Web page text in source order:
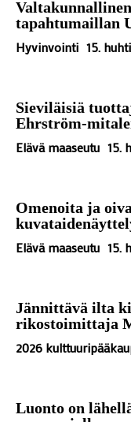
tapahtumaillan
Hyvinvointi 15.
Sieviläisiä
Ehrström-
Elävä maaseutu 15.
Omenoita ja
Elävä maaseutu 15.
Jännittävä ilta
rikostoimittaja
2026
Luonto on